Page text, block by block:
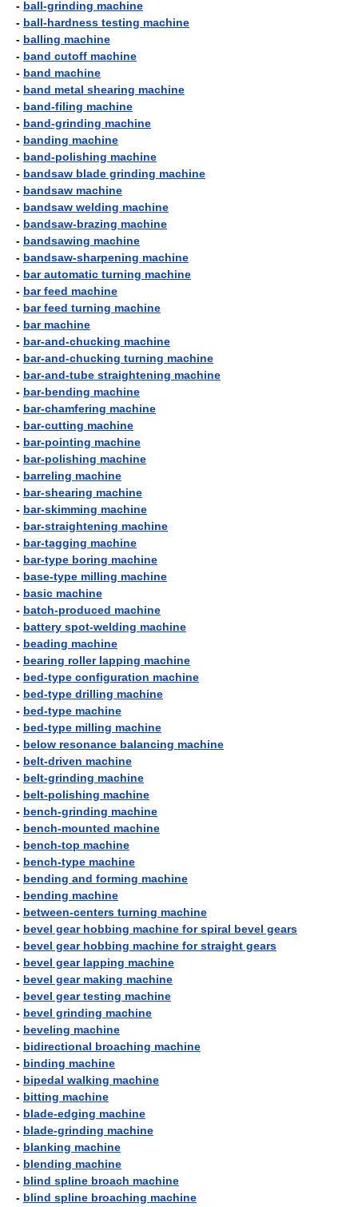
- ball-grinding machine
- ball-hardness testing machine
- balling machine
- band cutoff machine
- band machine
- band metal shearing machine
- band-filing machine
- band-grinding machine
- banding machine
- band-polishing machine
- bandsaw blade grinding machine
- bandsaw machine
- bandsaw welding machine
- bandsaw-brazing machine
- bandsawing machine
- bandsaw-sharpening machine
- bar automatic turning machine
- bar feed machine
- bar feed turning machine
- bar machine
- bar-and-chucking machine
- bar-and-chucking turning machine
- bar-and-tube straightening machine
- bar-bending machine
- bar-chamfering machine
- bar-cutting machine
- bar-pointing machine
- bar-polishing machine
- barreling machine
- bar-shearing machine
- bar-skimming machine
- bar-straightening machine
- bar-tagging machine
- bar-type boring machine
- base-type milling machine
- basic machine
- batch-produced machine
- battery spot-welding machine
- beading machine
- bearing roller lapping machine
- bed-type configuration machine
- bed-type drilling machine
- bed-type machine
- bed-type milling machine
- below resonance balancing machine
- belt-driven machine
- belt-grinding machine
- belt-polishing machine
- bench-grinding machine
- bench-mounted machine
- bench-top machine
- bench-type machine
- bending and forming machine
- bending machine
- between-centers turning machine
- bevel gear hobbing machine for spiral bevel gears
- bevel gear hobbing machine for straight gears
- bevel gear lapping machine
- bevel gear making machine
- bevel gear testing machine
- bevel grinding machine
- beveling machine
- bidirectional broaching machine
- binding machine
- bipedal walking machine
- bitting machine
- blade-edging machine
- blade-grinding machine
- blanking machine
- blending machine
- blind spline broach machine
- blind spline broaching machine